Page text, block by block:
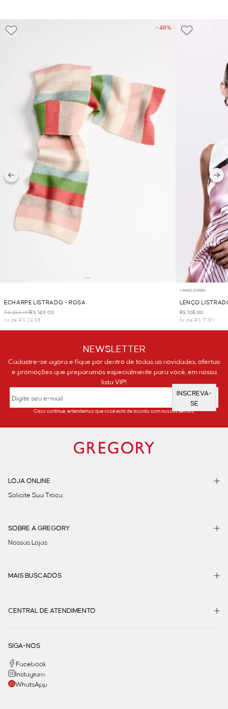
- 48%
ECHARPE LISTRADO - ROSA
R$ 288,00R$ 149,00
6x de R$ 24,83
+ MAIS CORES
LENÇO
R$ 105,00
6x de R$ 17,50
NEWSLETTER
Cadastre-se agora e fique por dentro de todas as novidades, ofertas
e promoções que preparamos especialmente para você, em nossa
lista VIP!
INSCREVA-
SE
Caso continue, entendemos que você está de acordo com nossos termos.
LOJA ONLINE
Solicite Sua Troca
SOBRE A GREGORY
Nossas Lojas
MAIS BUSCADOS
CENTRAL DE ATENDIMENTO
SIGA-NOS
Facebook
Instagram
WhatsApp